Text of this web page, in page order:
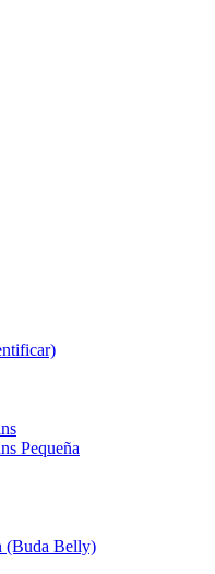
Pequeña
(Buda Belly)